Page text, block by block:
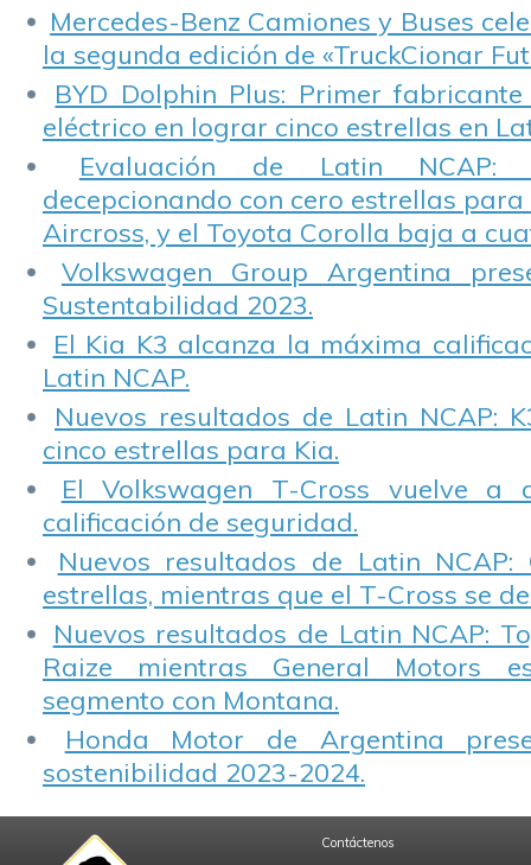
Mercedes-Benz Camiones y Buses
la segunda edición de «TruckCionar
BYD Dolphin Plus: Primer
eléctrico en lograr cinco estrellas en
Evaluación de Latin NCAP:
decepcionando con cero estrellas para
Aircross, y el Toyota Corolla baja a
Volkswagen Group Argentina
Sustentabilidad 2023.
El Kia K3 alcanza la máxima
Latin NCAP.
Nuevos resultados de Latin NCAP:
cinco estrellas para Kia.
El Volkswagen T-Cross vuelve a
calificación de seguridad.
Nuevos resultados de Latin NCAP:
estrellas, mientras que el T-Cross se
Nuevos resultados de Latin NCAP:
Raize mientras General Motors
segmento con Montana.
Honda Motor de Argentina
sostenibilidad 2023-2024.
Contáctenos